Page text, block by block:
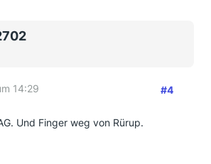
14:29 #4
Und Finger weg von Rürup.